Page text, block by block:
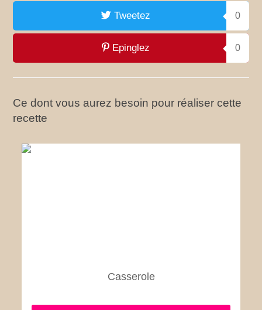
Tweetez 0
Epinglez 0
Ce dont vous aurez besoin pour réaliser cette
recette
Casserole